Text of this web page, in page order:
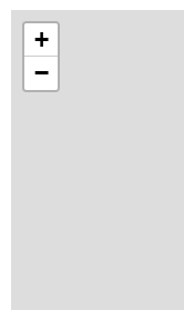
+
−